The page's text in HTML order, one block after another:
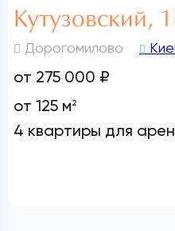
Кутузовский,
Дорогомилово
от 275 000 ₽
от 125 м 2
4 квартиры для